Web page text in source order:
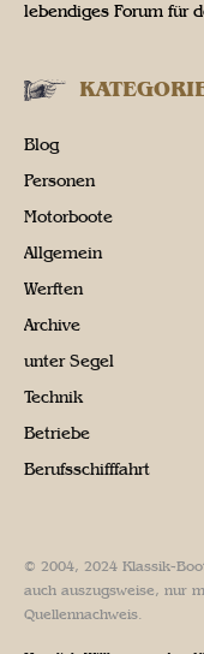
lebendiges Forum für
Blog
Personen
Motorboote
Allgemein
Werften
Archive
unter Segel
Technik
Betriebe
Berufsschifffahrt
© 2004, 2024 Klassik-
auch auszugsweise, nur
Quellennachweis.